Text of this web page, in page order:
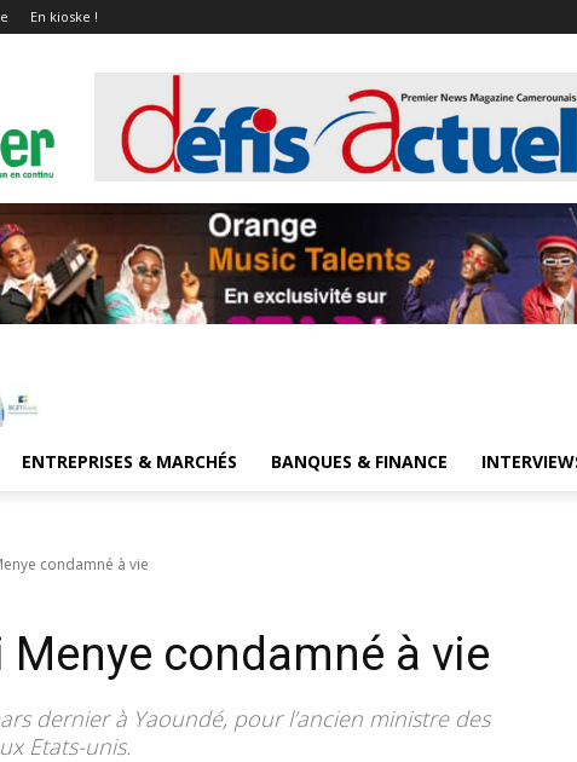
En kioske !
ENTREPRISES & MARCHÉS BANQUES & FINANCE
condamné à vie
condamné à vie
dernier à Yaoundé, pour l’ancien ministre des
Etats-unis.